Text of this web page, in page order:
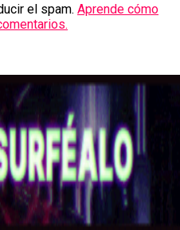
el spam. Aprende cómo